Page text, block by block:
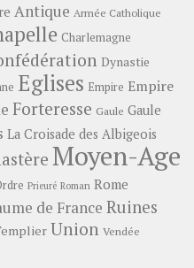
Antique Armée Catholique
Charlemagne
Dynastie
Eglises Empire Empire
Forteresse Gaule Gaule
La Croisade des Albigeois
Moyen-Age
Prieuré Roman Rome
de France Ruines
Union Vendée